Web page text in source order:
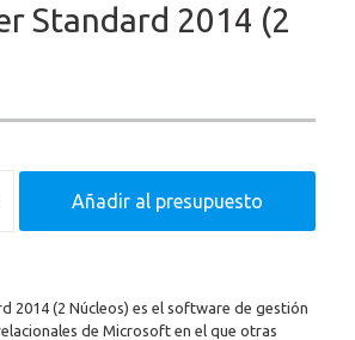
Standard 2014 (2
Añadir al presupuesto
2014 (2 Núcleos) es el software de gestión
de Microsoft en el que otras